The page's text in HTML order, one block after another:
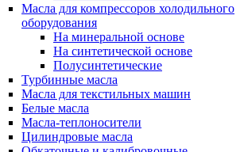
Масла для компрессоров холодильного
оборудования
На минеральной основе
На синтетической основе
Полусинтетические
Турбинные масла
Масла для текстильных машин
Белые масла
Масла-теплоносители
Цилиндровые масла